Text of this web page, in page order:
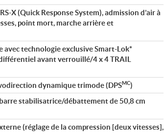
X (Quick Response System), admission d’air à
point mort, marche arrière et
technologie exclusive Smart-Lok*
avant verrouillé/4 x 4 TRAIL
dynamique trimode (DPSMC)
stabilisatrice/débattement de 50,8 cm
(réglage de la compression [deux vitesses],